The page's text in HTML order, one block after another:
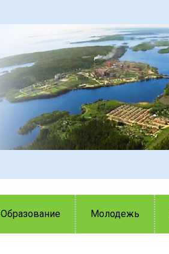
Образование Молодежь